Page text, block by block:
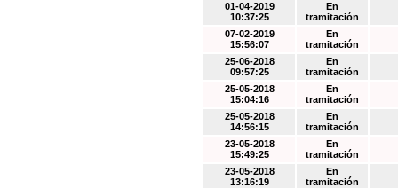
01-04-2019
10:37:25
En
tramitación
07-02-2019
15:56:07
En
tramitación
25-06-2018
09:57:25
En
tramitación
25-05-2018
15:04:16
En
tramitación
25-05-2018
14:56:15
En
tramitación
23-05-2018
15:49:25
En
tramitación
23-05-2018
13:16:19
En
tramitación